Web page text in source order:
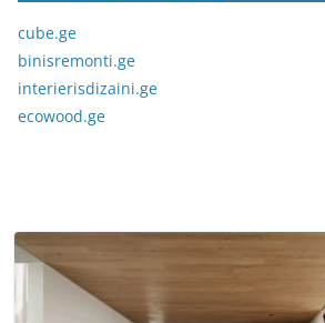
cube.ge
binisremonti.ge
interierisdizaini.ge
ecowood.ge